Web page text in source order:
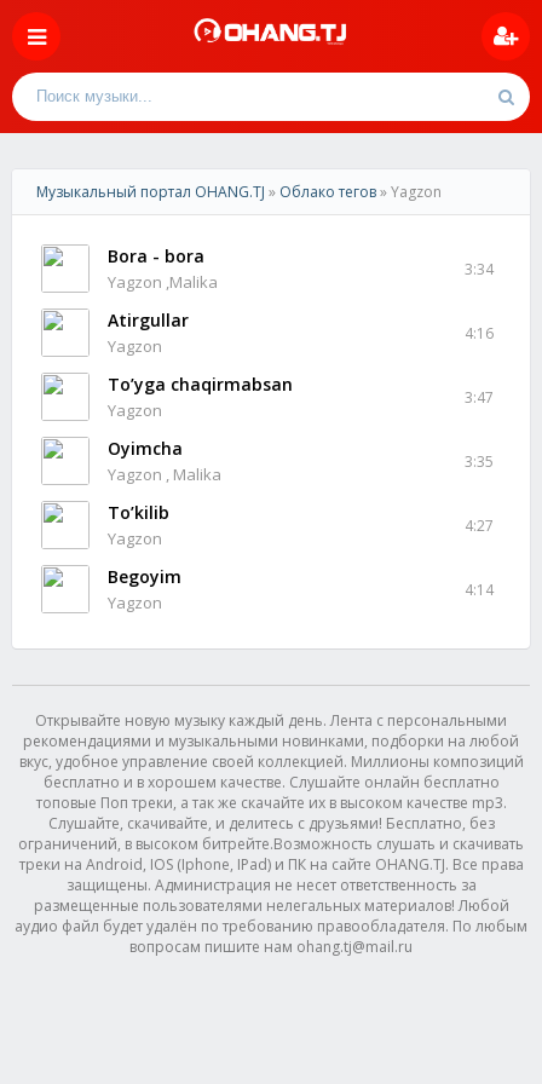
Музыкальный портал OHANG.TJ » Облако тегов» Yagzon
Bora - bora
Yagzon ,Malika
3:34
Atirgullar
Yagzon
4:16
To’yga chaqirmabsan
Yagzon
3:47
Oyimcha
Yagzon , Malika
3:35
To’kilib
Yagzon
4:27
Begoyim
Yagzon
4:14
Открывайте новую музыку каждый день. Лента с персональными
рекомендациями и музыкальными новинками, подборки на любой
вкус, удобное управление своей коллекцией. Миллионы композиций
бесплатно и в хорошем качестве. Слушайте онлайн бесплатно
топовые Поп треки, а так же скачайте их в высоком качестве mp3.
Слушайте, скачивайте, и делитесь с друзьями! Бесплатно, без
ограничений, в высоком битрейте.Возможность слушать и скачивать
треки на Android, IOS (Iphone, IPad) и ПК на сайте OHANG.TJ. Все права
защищены. Администрация не несет ответственность за
размещенные пользователями нелегальных материалов! Любой
аудио файл будет удалён по требованию правообладателя. По любым
вопросам пишите нам ohang.tj@mail.ru